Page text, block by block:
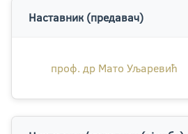
Наставник (предавач)
проф. др Мато Уљаревић